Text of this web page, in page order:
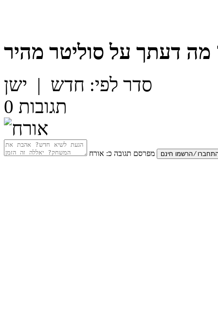
מה דעתך על סוליטר מהיר
סדר לפי: חדש | ישן
0 תגובות
מפרסם תגובה כ: אורח